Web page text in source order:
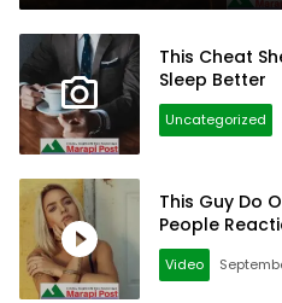
This Cheat
Sleep Better
Uncategorized
This Guy Do
People
Video